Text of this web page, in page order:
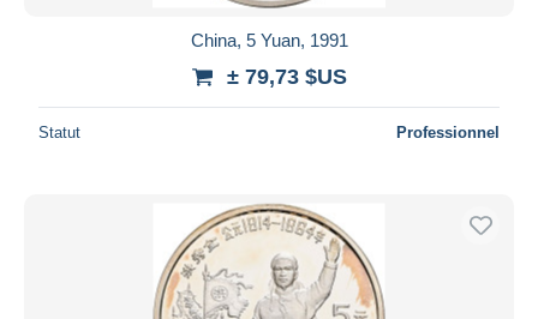
China, 5 Yuan, 1991
± 79,73 $US
Statut Professionnel